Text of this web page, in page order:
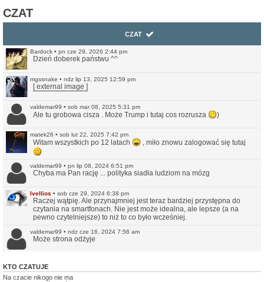
CZAT
CZAT
Bardock • pn cze 29, 2026 2:44 pm
Dzień doberek państwu ^^
mgssnake • ndz lip 13, 2025 12:59 pm
[ external image ]
valdemar99 • sob mar 08, 2025 5:31 pm
Ale tu grobowa cisza . Może Trump i tutaj cos rozrusza )
matek26 • sob lut 22, 2025 7:42 pm
Witam wszystkich po 12 latach , miło znowu zalogować się tutaj
valdemar99 • pn lip 08, 2024 6:51 pm
Chyba ma Pan rację ... polityka siadła ludziom na mózg
Ivellios • sob cze 29, 2024 6:38 pm
Raczej wątpię. Ale przynajmniej jest teraz bardziej przystępna do
czytania na smartfonach. Nie jest może idealna, ale lepsze (a na
pewno czytelniejsze) to niż to co było wcześniej.
valdemar99 • ndz cze 16, 2024 7:56 am
Może strona odżyje
No i pięknie.
KTO CZATUJE
Na czacie nikogo nie ma